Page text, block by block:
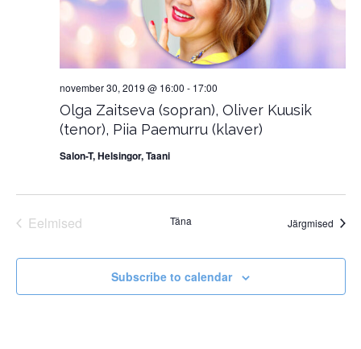
Olga Zaitseva (sopran), Oliver Kuusik
(tenor), Piia Paemurru (klaver)
november 30, 2019 @ 16:00 - 17:00
Salon-T, Helsingor, Taani
Eelmised
Täna Järgmised
Subscribe to calendar